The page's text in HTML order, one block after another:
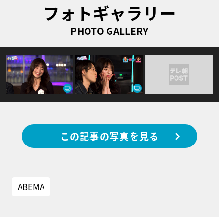
フォトギャラリー
PHOTO GALLERY
この記事の写真を見る
ABEMA